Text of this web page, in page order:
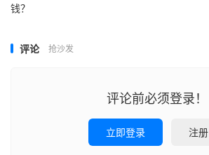
钱？
评论 抢沙发
评论前必须登录！
立即登录 注册